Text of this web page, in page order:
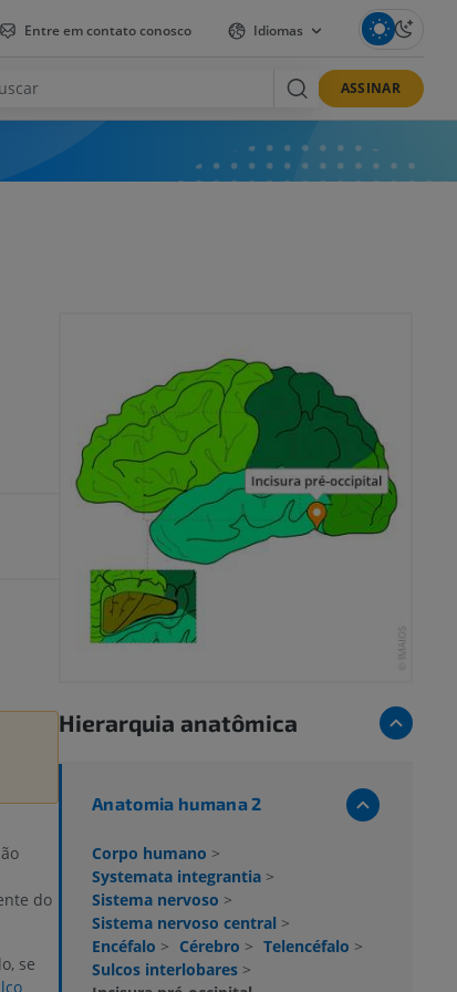
Entre em contato conosco Idiomas
ASSINAR
do
se
Hierarquia anatômica
Anatomia humana 2
Corpo humano >
Systemata integrantia >
Sistema nervoso >
Sistema nervoso central >
Encéfalo > Cérebro > Telencéfalo >
Sulcos interlobares >